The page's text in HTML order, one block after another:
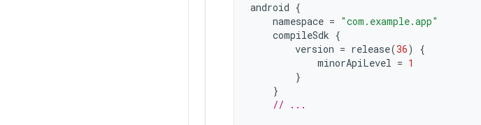
android {
namespace = "com.example.app"
compileSdk {
version = release(36)
{
minorApiLevel = 1
}
}
// ...